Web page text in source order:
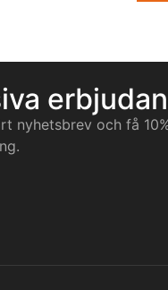
nyhetsbrev och få